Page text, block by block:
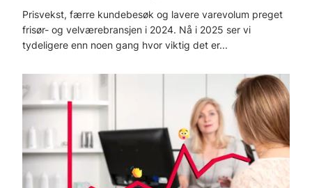
Prisvekst, færre kundebesøk og lavere varevolum preget
frisør- og velværebransjen i 2024. Nå i 2025 ser vi
tydeligere enn noen gang hvor viktig det er...